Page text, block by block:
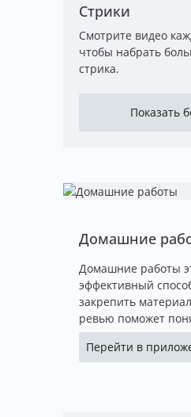
Стрики
Смотрите видео
чтобы набрать
стрика.
Показать
Домашние
Домашние работы
эффективный
закрепить
ревью поможет
Перейти в